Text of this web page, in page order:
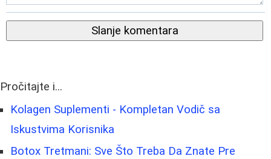
Slanje komentara
Pročitajte i...
Kolagen Suplementi - Kompletan Vodič sa
Iskustvima Korisnika
Botox Tretmani: Sve Što Treba Da Znate Pre